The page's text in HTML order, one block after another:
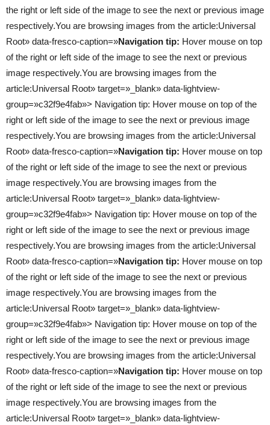
the right or left side of the image to see the next or previous image
respectively.You are browsing images from the article:Universal
Root» data-fresco-caption=»Navigation tip: Hover mouse on top
of the right or left side of the image to see the next or previous
image respectively.You are browsing images from the
article:Universal Root» target=»_blank» data-lightview-
group=»c32f9e4fab»> Navigation tip: Hover mouse on top of the
right or left side of the image to see the next or previous image
respectively.You are browsing images from the article:Universal
Root» data-fresco-caption=»Navigation tip: Hover mouse on top
of the right or left side of the image to see the next or previous
image respectively.You are browsing images from the
article:Universal Root» target=»_blank» data-lightview-
group=»c32f9e4fab»> Navigation tip: Hover mouse on top of the
right or left side of the image to see the next or previous image
respectively.You are browsing images from the article:Universal
Root» data-fresco-caption=»Navigation tip: Hover mouse on top
of the right or left side of the image to see the next or previous
image respectively.You are browsing images from the
article:Universal Root» target=»_blank» data-lightview-
group=»c32f9e4fab»> Navigation tip: Hover mouse on top of the
right or left side of the image to see the next or previous image
respectively.You are browsing images from the article:Universal
Root» data-fresco-caption=»Navigation tip: Hover mouse on top
of the right or left side of the image to see the next or previous
image respectively.You are browsing images from the
article:Universal Root» target=»_blank» data-lightview-